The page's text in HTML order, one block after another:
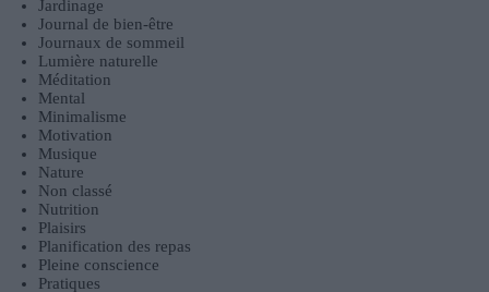
Jardinage
Journal de bien-être
Journaux de sommeil
Lumière naturelle
Méditation
Mental
Minimalisme
Motivation
Musique
Nature
Non classé
Nutrition
Plaisirs
Planification des repas
Pleine conscience
Pratiques